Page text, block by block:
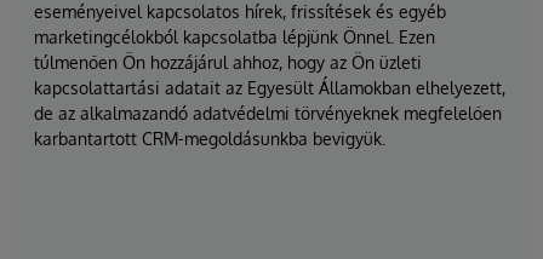
eseményeivel kapcsolatos hírek, frissítések és egyéb
marketingcélokból kapcsolatba lépjünk Önnel. Ezen
túlmenően Ön hozzájárul ahhoz, hogy az Ön üzleti
kapcsolattartási adatait az Egyesült Államokban elhelyezett,
de az alkalmazandó adatvédelmi törvényeknek megfelelően
karbantartott CRM-megoldásunkba bevigyük.